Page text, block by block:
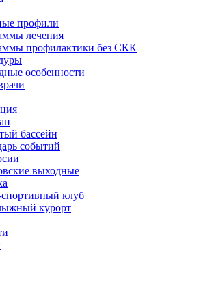
профили
лечения
профилактики без СКК
особенности
бассейн
событий
выходные
клуб
курорт